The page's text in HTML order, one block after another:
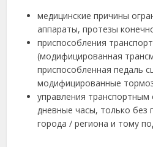
медицинские причины
аппараты, протезы
приспособления
(модифицированная
приспособленная педаль
модифицированные
управления транспортным
дневные часы, только без
города / региона и тому